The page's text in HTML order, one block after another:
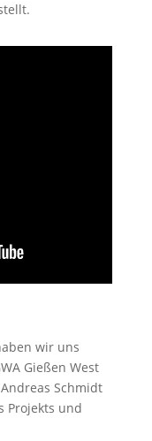
wir uns
Gießen West
Schmidt
Projekts und